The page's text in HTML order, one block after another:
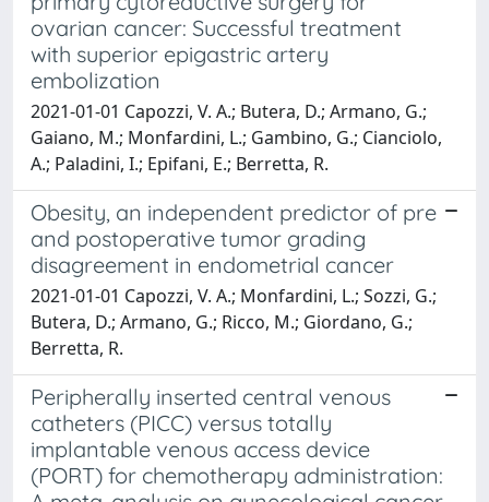
ovarian cancer: Successful treatment
with superior epigastric artery
embolization
2021-01-01 Capozzi, V. A.; Butera, D.; Armano, G.;
Gaiano, M.; Monfardini, L.; Gambino, G.; Cianciolo,
A.; Paladini, I.; Epifani, E.; Berretta, R.
Obesity, an independent predictor of pre
and postoperative tumor grading
disagreement in endometrial cancer
2021-01-01 Capozzi, V. A.; Monfardini, L.; Sozzi, G.;
Butera, D.; Armano, G.; Ricco, M.; Giordano, G.;
Berretta, R.
Peripherally inserted central venous
catheters (PICC) versus totally
implantable venous access device
(PORT) for chemotherapy administration: